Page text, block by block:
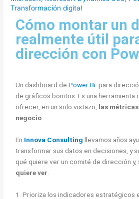
Transformación digital
Cómo montar un
realmente útil
dirección con
Un dashboard dePower Bi para
de gráficos bonitos. Es una herramienta
ofrecer, en un solo vistazo, las métricas
negocio.
En Innova Consulting llevamos años
transformar sus datos en decisiones, y
qué quiere ver un comité de dirección y,
quiere ver
1. Prioriza los indicadores estratégicos